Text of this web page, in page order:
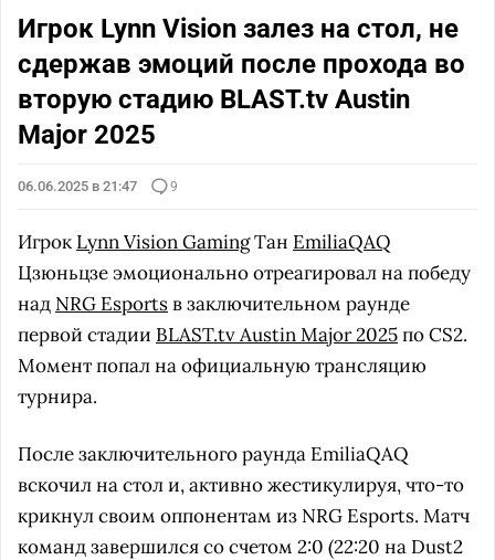
Игрок Lynn Vision залез на стол, не
сдержав эмоций после прохода во
вторую стадию BLAST.tv Austin
Major 2025
06.06.2025 в 21:47 9
Игрок Lynn Vision GamingТан EmiliaQAQ
Цзюньцзе эмоционально отреагировал на победу
над NRG Esportsв заключительном раунде
первой стадии BLAST.tv Austin Major 2025по CS2.
Момент попал на официальную трансляцию
турнира.
После заключительного раунда EmiliaQAQ
вскочил на стол и, активно жестикулируя, что-то
крикнул своим оппонентам из NRG Esports. Матч
команд завершился со счетом 2:0 (22:20 на Dust2